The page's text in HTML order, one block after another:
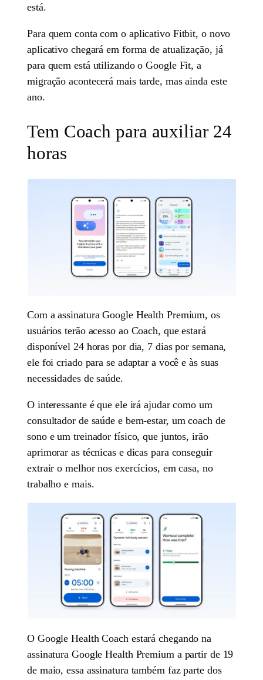
está.
Para quem conta com o aplicativo Fitbit, o novo
aplicativo chegará em forma de atualização, já
para quem está utilizando o Google Fit, a
migração acontecerá mais tarde, mas ainda este
ano.
Tem Coach para auxiliar 24
horas
Com a assinatura Google Health Premium, os
usuários terão acesso ao Coach, que estará
disponível 24 horas por dia, 7 dias por semana,
ele foi criado para se adaptar a você e às suas
necessidades de saúde.
O interessante é que ele irá ajudar como um
consultador de saúde e bem-estar, um coach de
sono e um treinador físico, que juntos, irão
aprimorar as técnicas e dicas para conseguir
extrair o melhor nos exercícios, em casa, no
trabalho e mais.
O Google Health Coach estará chegando na
assinatura Google Health Premium a partir de 19
de maio, essa assinatura também faz parte dos